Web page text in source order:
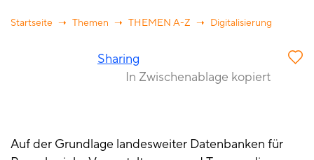
Startseite Themen THEMEN A-Z Digitalisierung
Sharing
In Zwischenablage kopiert
Auf der Grundlage landesweiter Datenbanken für